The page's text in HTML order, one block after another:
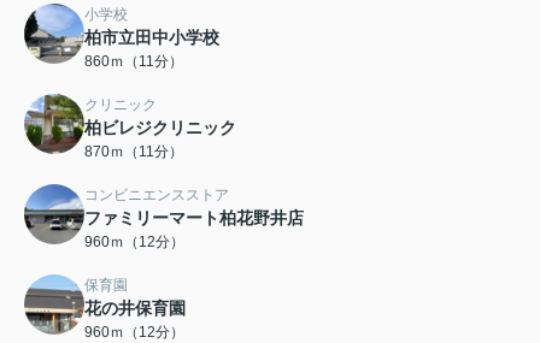
小学校
柏市立田中小学校
860ｍ（11分）
クリニック
柏ビレジクリニック
870ｍ（11分）
コンビニエンスストア
ファミリーマート柏花野井店
960ｍ（12分）
保育園
花の井保育園
960ｍ（12分）